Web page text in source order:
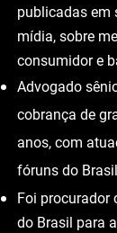
Advogado
metrologia há
Autor de
publicadas em
mídia, sobre
consumidor e
anos, com